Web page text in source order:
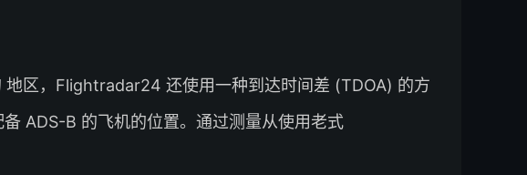
区，Flightradar24 还使用一种到达时间差 (TDOA) 的方
ADS-B 的飞机的位置。通过测量从使用老式